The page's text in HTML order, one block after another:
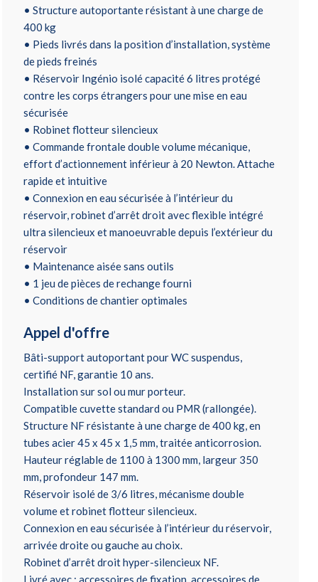
• Structure autoportante résistant à une charge de
400 kg
• Pieds livrés dans la position d’installation, système
de pieds freinés
• Réservoir Ingénio isolé capacité 6 litres protégé
contre les corps étrangers pour une mise en eau
sécurisée
• Robinet flotteur silencieux
• Commande frontale double volume mécanique,
effort d’actionnement inférieur à 20 Newton. Attache
rapide et intuitive
• Connexion en eau sécurisée à l’intérieur du
réservoir, robinet d’arrêt droit avec flexible intégré
ultra silencieux et manoeuvrable depuis l’extérieur du
réservoir
• Maintenance aisée sans outils
• 1 jeu de pièces de rechange fourni
• Conditions de chantier optimales
Appel d'offre
Bâti-support autoportant pour WC suspendus,
certifié NF, garantie 10 ans.
Installation sur sol ou mur porteur.
Compatible cuvette standard ou PMR (rallongée).
Structure NF résistante à une charge de 400 kg, en
tubes acier 45 x 45 x 1,5 mm, traitée anticorrosion.
Hauteur réglable de 1100 à 1300 mm, largeur 350
mm, profondeur 147 mm.
Réservoir isolé de 3/6 litres, mécanisme double
volume et robinet flotteur silencieux.
Connexion en eau sécurisée à l’intérieur du réservoir,
arrivée droite ou gauche au choix.
Robinet d’arrêt droit hyper-silencieux NF.
Livré avec : accessoires de fixation, accessoires de